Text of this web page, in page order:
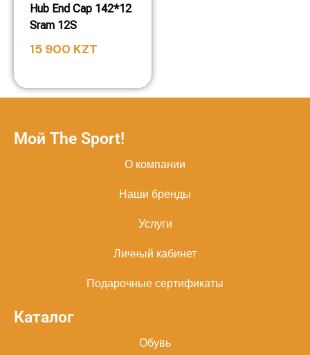
Hub End Cap 142*12
Sram 12S
15 900 KZT
Мой The Sport!
О компании
Наши бренды
Услуги
Личный кабинет
Подарочные сертификаты
Каталог
Обувь